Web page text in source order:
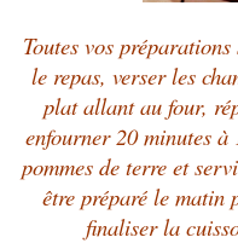
Toutes vos
le repas, verser les
plat allant au four,
enfourner 20 minutes à
pommes de terre et
être préparé le matin
finaliser la